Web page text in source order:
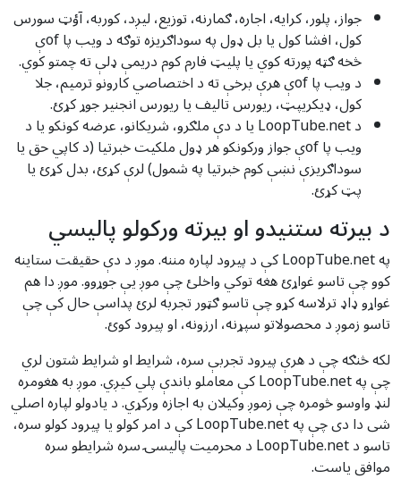
جواز، پلور، کرایه، اجاره، ګمارنه، توزیع، لیږد، کوربه، آؤټ سورس
کول، افشا کول یا بل ډول په سوداګریزه توګه د ویب پا ofې
څخه ګټه پورته کوي یا پلیټ فارم کوم دریمې ډلې ته چمتو کوي.
د ویب پا ofې هرې برخې ته د اختصاصي کارونو ترمیم، جلا
کول، ډیکریپټ، ریورس تالیف یا ریورس انجنیر جوړ کړئ.
د LoopTube.net یا د دې ملګرو، شریکانو، عرضه کونکو یا د
ویب پا ofې جواز ورکونکو هر ډول ملکیت خبرتیا (د کاپي حق یا
سوداګریزې نښې کوم خبرتیا په شمول) لرې کړئ، بدل کړئ یا
پټ کړئ.
د بیرته ستنیدو او بیرته ورکولو پالیسي
په LoopTube.net کې د پیرود لپاره مننه. موږ د دې حقیقت ستاینه
کوو چې تاسو غواړئ هغه توکي واخلئ چې موږ یې جوړوو. موږ دا هم
غواړو ډاډ ترلاسه کړو چې تاسو ګټور تجربه لرئ پداسې حال کې چې
تاسو زموږ د محصولاتو سپړنه، ارزونه، او پیرود کوئ.
لکه څنګه چې د هرې پیرود تجربې سره، شرایط او شرایط شتون لري
چې په LoopTube.net کې معاملو باندې پلي کیږي. موږ به هغومره
لنډ واوسو څومره چې زموږ وکیلان به اجازه ورکړي. د یادولو لپاره اصلي
شی دا دی چې په LoopTube.net کې د امر کولو یا پیرود کولو سره،
تاسو د LoopTube.net د محرمیت پالیسۍ سره شرایطو سره
موافق یاست.